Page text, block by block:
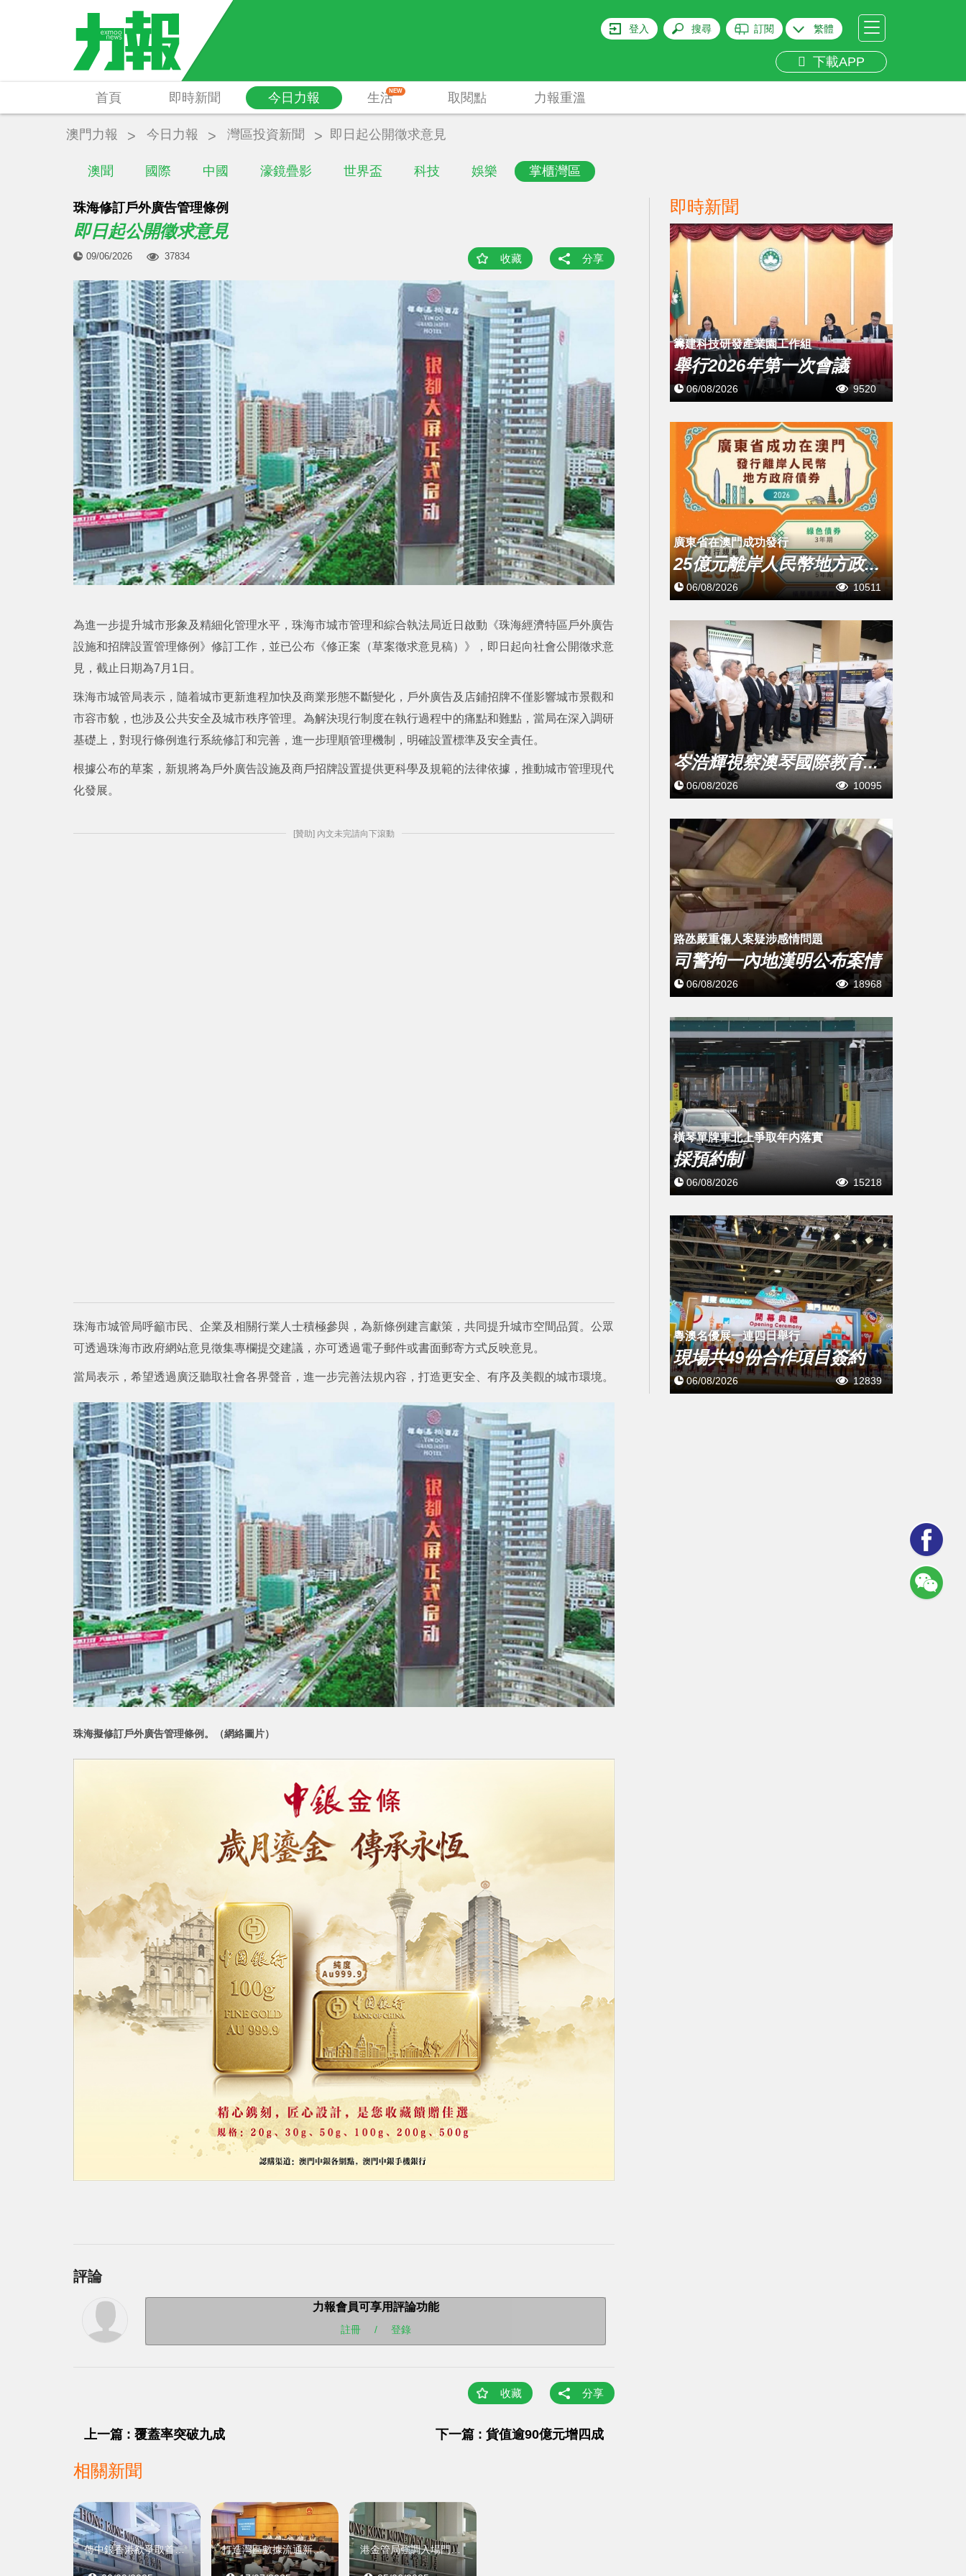
登入 搜尋 訂閱 繁體
下載APP
首頁 即時新聞 今日力報
澳聞 國際 中國 濠鏡疊影 世界盃 科技 娛樂 掌櫃灣區
生活NEW 取閱點 力報重溫
澳門力報 今日力報 灣區投資新聞 即日起公開徵求意見
珠海修訂戶外廣告管理條例
即日起公開徵求意見
09/06/2026 37834 收藏 分享
為進一步提升城市形象及精細化管理水平，珠海市城市管理和綜合執法局近日啟動《珠海經濟特區戶外廣告
設施和招牌設置管理條例》修訂工作，並已公布《修正案（草案徵求意見稿）》，即日起向社會公開徵求意
見，截止日期為7月1日。
珠海市城管局表示，隨着城市更新進程加快及商業形態不斷變化，戶外廣告及店鋪招牌不僅影響城市景觀和
市容市貌，也涉及公共安全及城市秩序管理。為解決現行制度在執行過程中的痛點和難點，當局在深入調研
基礎上，對現行條例進行系統修訂和完善，進一步理順管理機制，明確設置標準及安全責任。
根據公布的草案，新規將為戶外廣告設施及商戶招牌設置提供更科學及規範的法律依據，推動城市管理現代
化發展。
[贊助] 內文未完請向下滾動
珠海市城管局呼籲市民、企業及相關行業人士積極參與，為新條例建言獻策，共同提升城市空間品質。公眾
可透過珠海市政府網站意見徵集專欄提交建議，亦可透過電子郵件或書面郵寄方式反映意見。
當局表示，希望透過廣泛聽取社會各界聲音，進一步完善法規內容，打造更安全、有序及美觀的城市環境。
珠海擬修訂戶外廣告管理條例。 （網絡圖片）
評論
力報會員可享用評論功能
註冊 / 登錄
收藏 分享
上一篇 : 覆蓋率突破九成 下一篇 : 貨值逾90億元增四成
相關新聞
傳中銀香港欲爭取首批「入場券」 打造灣區數據流通新高地 港金管局強調入場門檻高
即時新聞
籌建科技研發產業園工作組
舉行2026年第一次會議
06/08/2026 9520
廣東省在澳門成功發行
25億元離岸人民幣地方政...
06/08/2026 10511
岑浩輝視察澳琴國際教育...
06/08/2026 10095
​路氹嚴重傷人案疑涉感情問題
司警拘一內地漢明公布案情
06/08/2026 18968
橫琴單牌車北上爭取年内落實
採預約制
06/08/2026 15218
粵澳名優展一連四日舉行
現場共49份合作項目簽約
06/08/2026 12839